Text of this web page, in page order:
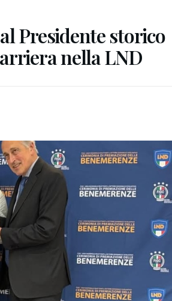
Presidente storico
nella LND